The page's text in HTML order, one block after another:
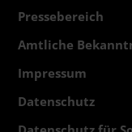
Pressebereich
Amtliche
Impressum
Datenschutz